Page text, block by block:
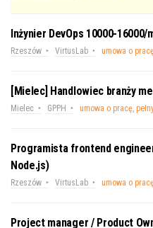
Inżynier DevOps 10000-16000/
Rzeszów VirtusLab umowa o
[Mielec] Handlowiec branży
Mielec GPPH umowa o pracę,
Programista frontend
Node.js)
Rzeszów VirtusLab umowa o
Project manager / Product